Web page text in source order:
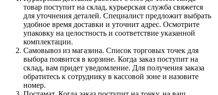
товар поступит на склад, курьерская служба свяжется
для уточнения деталей. Специалист предложит выбрать
удобное время доставки и уточнит адрес. Осмотрите
упаковку на целостность и соответствие указанной
комплектации.
Самовывоз из магазина. Список торговых точек для
выбора появится в корзине. Когда заказ поступит на
склад, вам придет уведомление. Для получения заказа
обратитесь к сотруднику в кассовой зоне и назовите
номер.